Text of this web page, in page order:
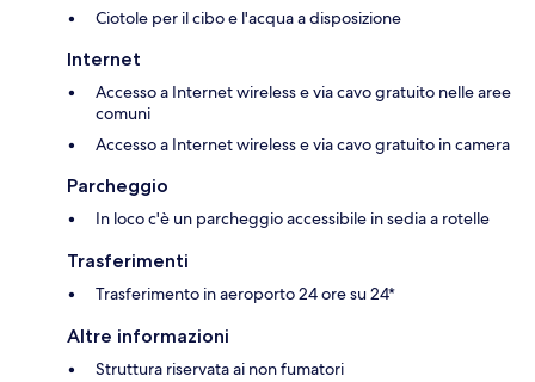
Ciotole per il cibo e l'acqua a disposizione
Internet
Accesso a Internet wireless e via cavo gratuito nelle aree
comuni
Accesso a Internet wireless e via cavo gratuito in camera
Parcheggio
In loco c'è un parcheggio accessibile in sedia a rotelle
Trasferimenti
Trasferimento in aeroporto 24 ore su 24*
Altre informazioni
Struttura riservata ai non fumatori